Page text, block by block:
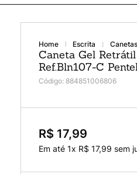
escrita canetas
Caneta Gel
Ref.Bln107-C
Código: 884851006806
R$ 17,99
Em até 1x R$ 17,99 sem